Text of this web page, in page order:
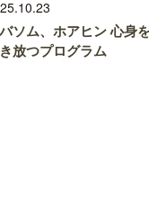
ソム、ホアヒン 心身
放つプログラム